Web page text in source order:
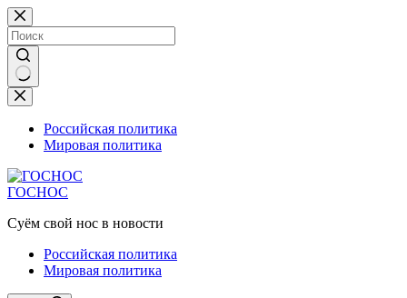
Перейти
к
сути
Ничего
не
найденоРоссийская политика
Мировая политика
ГОСНОС
Суём свой нос в новости
Российская политика
Мировая политика